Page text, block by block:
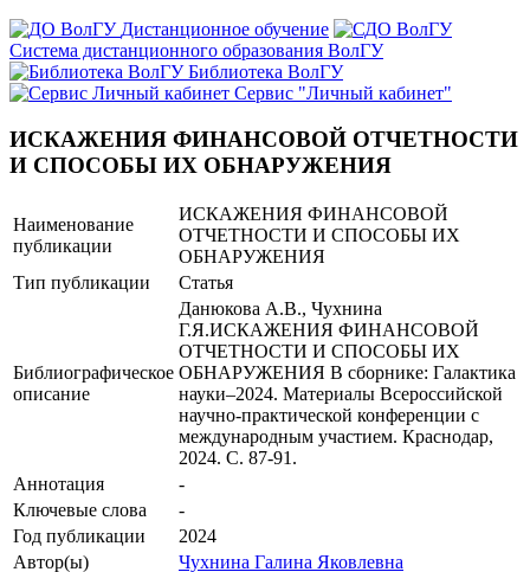
Дистанционное обучение
Система дистанционного образования ВолГУ
Библиотека ВолГУ
Сервис "Личный кабинет"
ИСКАЖЕНИЯ ФИНАНСОВОЙ ОТЧЕТНОСТИ
И СПОСОБЫ ИХ ОБНАРУЖЕНИЯ
Наименование
публикации
ИСКАЖЕНИЯ ФИНАНСОВОЙ
ОТЧЕТНОСТИ И СПОСОБЫ ИХ
ОБНАРУЖЕНИЯ
Тип публикации
Статья
Библиографическое
описание
Данюкова А.В., Чухнина
Г.Я.ИСКАЖЕНИЯ ФИНАНСОВОЙ
ОТЧЕТНОСТИ И СПОСОБЫ ИХ
ОБНАРУЖЕНИЯ В сборнике: Галактика
науки–2024. Материалы Всероссийской
научно-практической конференции с
международным участием. Краснодар,
2024. С. 87-91.
Аннотация
-
Ключевые cлова
-
Год публикации
2024
Автор(ы)
Чухнина Галина Яковлевна